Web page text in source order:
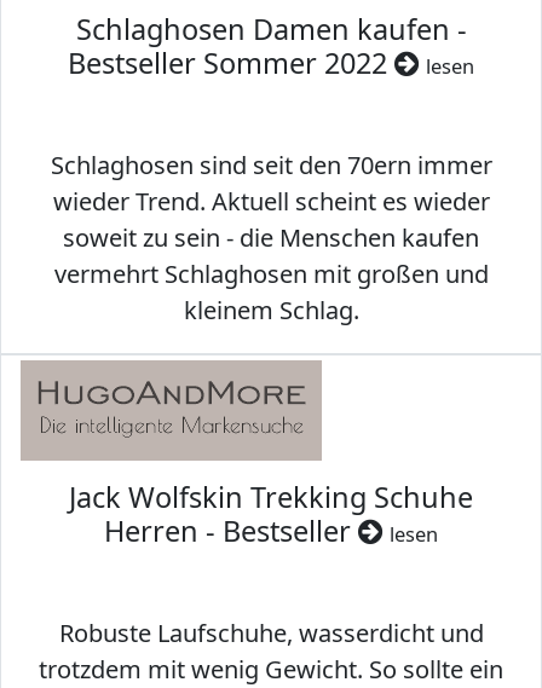
Schlaghosen Damen kaufen -
Bestseller Sommer 2022
lesen
Schlaghosen sind seit den 70ern immer
wieder Trend. Aktuell scheint es wieder
soweit zu sein - die Menschen kaufen
vermehrt Schlaghosen mit großen und
kleinem Schlag.
Jack Wolfskin Trekking Schuhe
Herren - Bestseller
lesen
Robuste Laufschuhe, wasserdicht und
trotzdem mit wenig Gewicht. So sollte ein